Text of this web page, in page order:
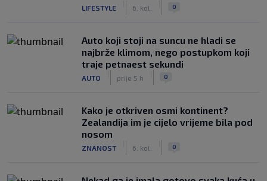
LIFESTYLE 6. kol. 0
Auto koji stoji na suncu ne hladi se
najbrže klimom, nego postupkom koji
traje petnaest sekundi
AUTO prije 5 h 0
Kako je otkriven osmi kontinent?
Zealandija im je cijelo vrijeme bila pod
nosom
ZNANOST 6. kol. 0